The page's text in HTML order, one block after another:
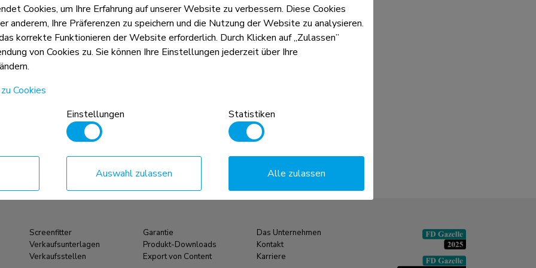
Screenfitter
Verkaufsunterlagen
Verkaufsstellen
Garantie
Produkt-Downloads
Export von Content
Das Unternehmen
Kontakt
Karriere
Cookies, um Ihre Erfahrung auf unserer Website zu verbessern. Diese Cookies
anderem, Ihre Präferenzen zu speichern und die Nutzung der Website zu analysieren.
korrekte Funktionieren der Website erforderlich. Durch Klicken auf „Zulassen”
von Cookies zu. Sie können Ihre Einstellungen jederzeit über Ihre
Cookies
Einstellungen
Statistiken
Auswahl zulassen Alle zulassen